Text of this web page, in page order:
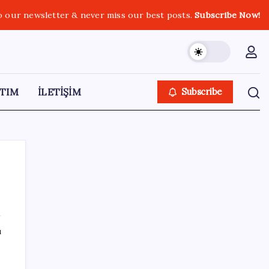
our newsletter & never miss our best posts.Subscribe Now!
İLETİŞİM Subscribe